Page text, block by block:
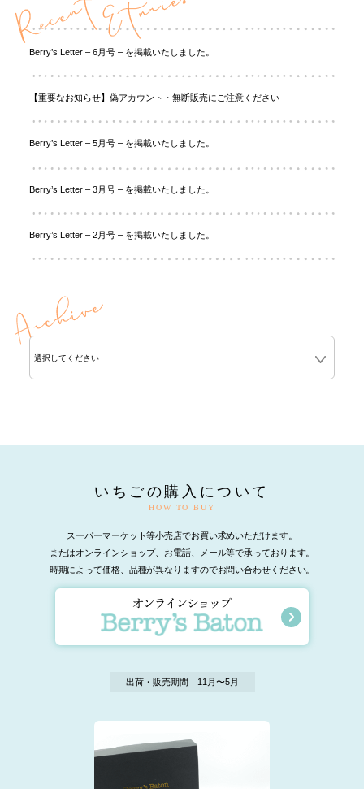
Berry’s Letter – 6月号 – を掲載いたしました。
【重要なお知らせ】偽アカウント・無断販売にご注意ください
Berry’s Letter – 5月号 – を掲載いたしました。
Berry’s Letter – 3月号 – を掲載いたしました。
Berry’s Letter – 2月号 – を掲載いたしました。
いちごの購入について
HOW TO BUY
スーパーマーケット等小売店でお買い求めいただけます。
またはオンラインショップ、お電話、メール等で承っております。
時期によって価格、品種が異なりますのでお問い合わせください。
出荷・販売期間 11月〜5月